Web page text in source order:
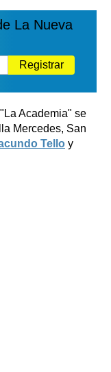
La Nueva
Registrar
Academia" se
Mercedes, San
Tello y